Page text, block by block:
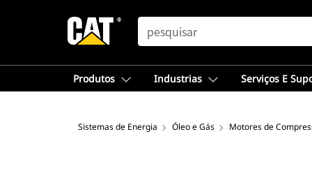
SEARCH
Produtos Industrias Serviços E
Sistemas de Energia Óleo e Gás Motores de